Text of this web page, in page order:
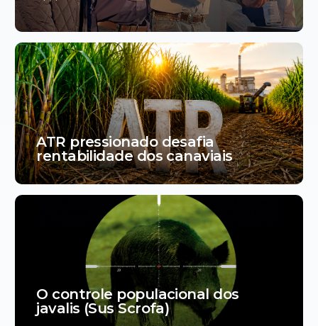
ATR pressionado desafia
rentabilidade dos canaviais
O controle populacional dos
javalis (Sus Scrofa)